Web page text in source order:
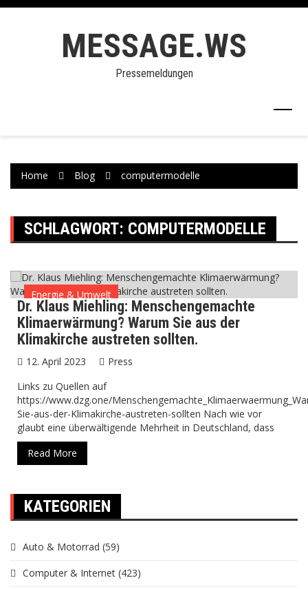
Skip
MESSAGE.WS
Pressemeldungen
Home Blog computermodelle
SCHLAGWORT: COMPUTERMODELLE
Energie & Umwelt
Dr. Klaus Miehling: Menschengemachte
Klimaerwärmung? Warum Sie aus der
Klimakirche austreten sollten.
12. April 2023
Press
Links zu Quellen auf
https://www.dzg.one/
Sie-aus-der-Klimakirche-austreten-sollten Nach wie vor
glaubt eine überwältigende Mehrheit in Deutschland, dass
Read More
KATEGORIEN
Auto & Motorrad (59)
Computer & Internet (423)